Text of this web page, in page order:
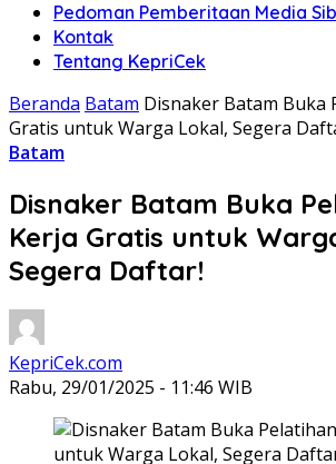
Pedoman Pemberitaan Media
Kontak
Tentang KepriCek
Beranda Batam Disnaker Batam Buka
Gratis untuk Warga Lokal, Segera
Batam
Disnaker Batam Buka
Kerja Gratis untuk
Segera Daftar!
KepriCek.com
Rabu, 29/01/2025 - 11:46 WIB